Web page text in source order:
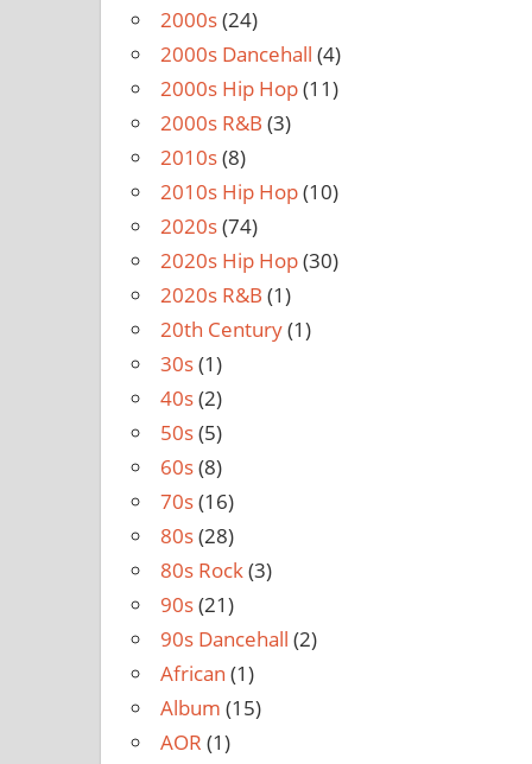
2000s(24)
2000s Dancehall (4)
2000s Hip Hop(11)
2000s R&B (3)
2010s(8)
2010s Hip Hop(10)
2020s(74)
2020s Hip Hop(30)
2020s R&B (1)
20th Century(1)
30s(1)
40s(2)
50s(5)
60s(8)
70s(16)
80s(28)
80s Rock(3)
90s(21)
90s Dancehall (2)
African (1)
Album (15)
AOR (1)